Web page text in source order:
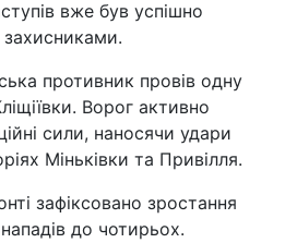
вже був успішно
противник провів одну
Ворог активно
сили, наносячи удари
Міньківки та Привілля.
зафіксовано зростання
до чотирьох.